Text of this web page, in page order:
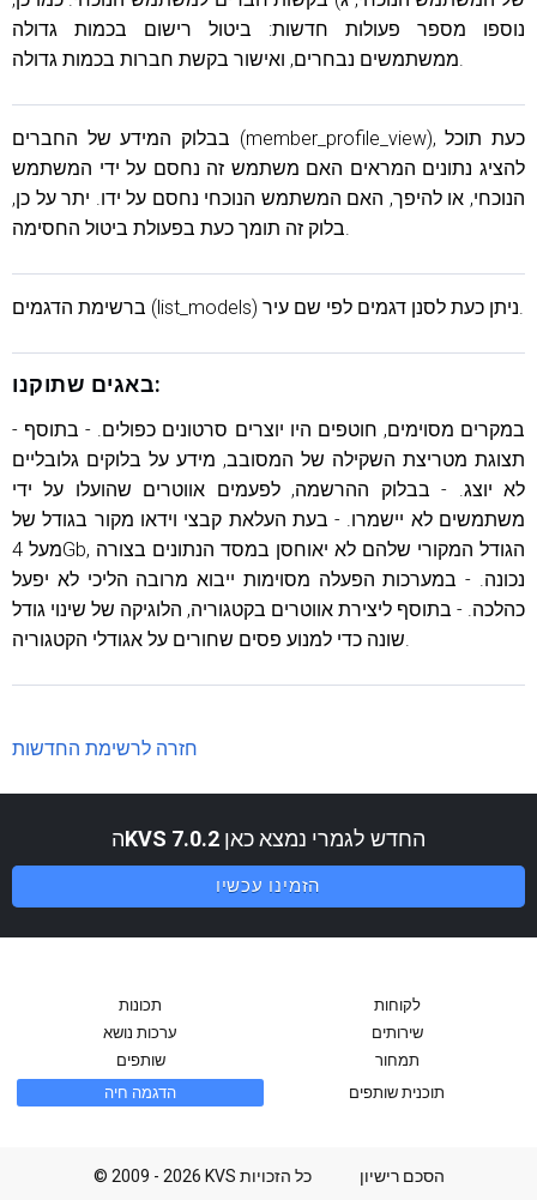
נוספו מספר פעולות חדשות: ביטול רישום בכמות גדולה
ממשתמשים נבחרים, ואישור בקשת חברות בכמות גדולה.
בבלוק המידע של החברים (member_profile_view), כעת תוכל
להציג נתונים המראים האם משתמש זה נחסם על ידי המשתמש
הנוכחי, או להיפך, האם המשתמש הנוכחי נחסם על ידו. יתר על כן,
בלוק זה תומך כעת בפעולת ביטול החסימה.
ברשימת הדגמים (list_models) ניתן כעת לסנן דגמים לפי שם עיר.
באגים שתוקנו:
- במקרים מסוימים, חוטפים היו יוצרים סרטונים כפולים. - בתוסף
תצוגת מטריצת השקילה של המסובב, מידע על בלוקים גלובליים
לא יוצג. - בבלוק ההרשמה, לפעמים אווטרים שהועלו על ידי
משתמשים לא יישמרו. - בעת העלאת קבצי וידאו מקור בגודל של
מעל 4Gb, הגודל המקורי שלהם לא יאוחסן במסד הנתונים בצורה
נכונה. - במערכות הפעלה מסוימות ייבוא ​​מרובה הליכי לא יפעל
כהלכה. - בתוסף ליצירת אווטרים בקטגוריה, הלוגיקה של שינוי גודל
שונה כדי למנוע פסים שחורים על אגודלי הקטגוריה.
חזרה לרשימת החדשות
הKVS 7.0.2 החדש לגמרי נמצא כאן
הזמינו עכשיו
תכונות
לקוחות
ערכות נושא
שירותים
שותפים
תמחור
הדגמה חיה
תוכנית שותפים
© 2009 - 2026 KVS כל הזכויות הסכם רישיון